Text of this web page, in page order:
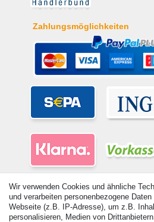
Zahlungsmöglichkeiten
Wir verwenden Cookies und ähnliche
und verarbeiten personenbezogene
Webseite (z.B. IP-Adresse), um z.B.
personalisieren, Medien von